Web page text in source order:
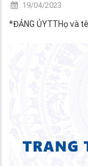
19/04/2023
*ĐẢNG ỦYTTHọ và